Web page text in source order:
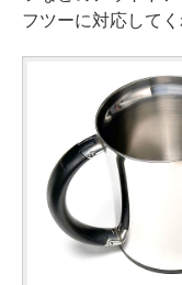
フツーに対応してく